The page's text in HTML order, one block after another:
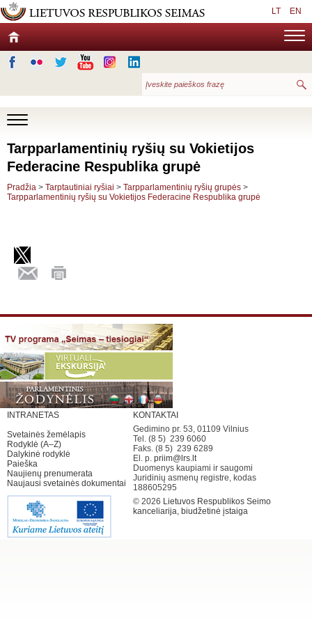
LT EN
Tarpparlamentinių ryšių su Vokietijos
Federacine Respublika grupė
Pradžia > Tarptautiniai ryšiai > Tarpparlamentinių ryšių grupės >
Tarpparlamentinių ryšių su Vokietijos Federacine Respublika grupė
INTRANETAS
Svetainės žemėlapis
Rodyklė (A–Z)
Dalykinė rodyklė
Paieška
Naujienų prenumerata
Naujausi svetainės dokumentai
KONTAKTAI
Gedimino pr. 53, 01109 Vilnius
Tel. (8 5) 239 6060
Faks. (8 5) 239 6289
El. p. priim@lrs.lt
Duomenys kaupiami ir saugomi
Juridinių asmenų registre, kodas
188605295
© 2026 Lietuvos Respublikos Seimo
kanceliarija, biudžetinė įstaiga